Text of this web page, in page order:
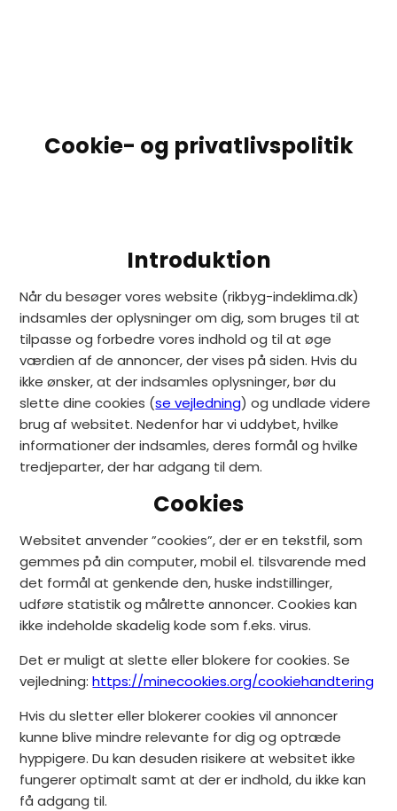
Cookie- og privatlivspolitik
Introduktion
Når du besøger vores website (rikbyg-indeklima.dk)
indsamles der oplysninger om dig, som bruges til at
tilpasse og forbedre vores indhold og til at øge
værdien af de annoncer, der vises på siden. Hvis du
ikke ønsker, at der indsamles oplysninger, bør du
slette dine cookies (se vejledning) og undlade videre
brug af websitet. Nedenfor har vi uddybet, hvilke
informationer der indsamles, deres formål og hvilke
tredjeparter, der har adgang til dem.
Cookies
Websitet anvender ”cookies”, der er en tekstfil, som
gemmes på din computer, mobil el. tilsvarende med
det formål at genkende den, huske indstillinger,
udføre statistik og målrette annoncer. Cookies kan
ikke indeholde skadelig kode som f.eks. virus.
Det er muligt at slette eller blokere for cookies. Se
vejledning:https://minecookies.org/cookiehandtering
Hvis du sletter eller blokerer cookies vil annoncer
kunne blive mindre relevante for dig og optræde
hyppigere. Du kan desuden risikere at websitet ikke
fungerer optimalt samt at der er indhold, du ikke kan
få adgang til.